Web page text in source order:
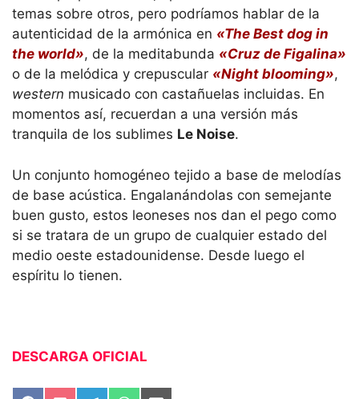
temas sobre otros, pero podríamos hablar de la
autenticidad de la armónica en «The Best dog in
the world», de la meditabunda «Cruz de Figalina»
o de la melódica y crepuscular «Night blooming»,
western musicado con castañuelas incluidas. En
momentos así, recuerdan a una versión más
tranquila de los sublimes Le Noise.
Un conjunto homogéneo tejido a base de melodías
de base acústica. Engalanándolas con semejante
buen gusto, estos leoneses nos dan el pego como
si se tratara de un grupo de cualquier estado del
medio oeste estadounidense. Desde luego el
espíritu lo tienen.
DESCARGA OFICIAL